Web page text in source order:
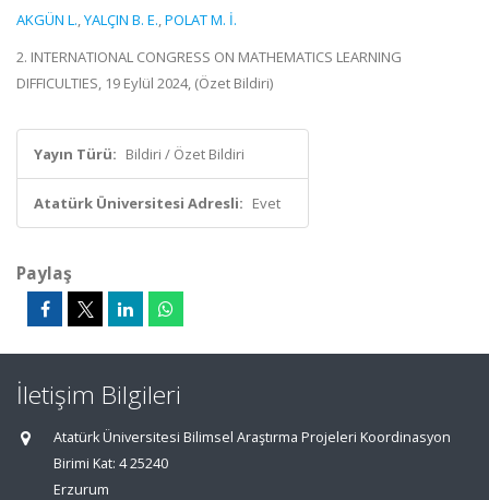
AKGÜN L.,YALÇIN B. E.,POLAT M. İ.
2. INTERNATIONAL CONGRESS ON MATHEMATICS LEARNING
DIFFICULTIES, 19 Eylül 2024, (Özet Bildiri)
Yayın Türü: Bildiri / Özet Bildiri
Atatürk Üniversitesi Adresli: Evet
Paylaş
İletişim Bilgileri
Atatürk Üniversitesi Bilimsel Araştırma Projeleri Koordinasyon
Birimi Kat: 4 25240
Erzurum